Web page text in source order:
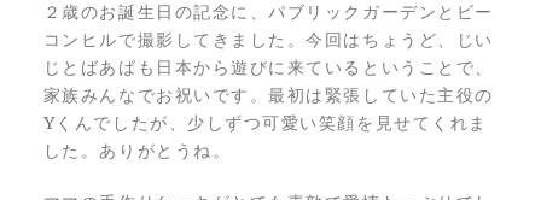
２歳のお誕生日の記念に、パブリックガーデンとビー
コンヒルで撮影してきました。今回はちょうど、じい
じとばあばも日本から遊びに来ているということで、
家族みんなでお祝いです。最初は緊張していた主役の
Yくんでしたが、少しずつ可愛い笑顔を見せてくれま
した。ありがとうね。